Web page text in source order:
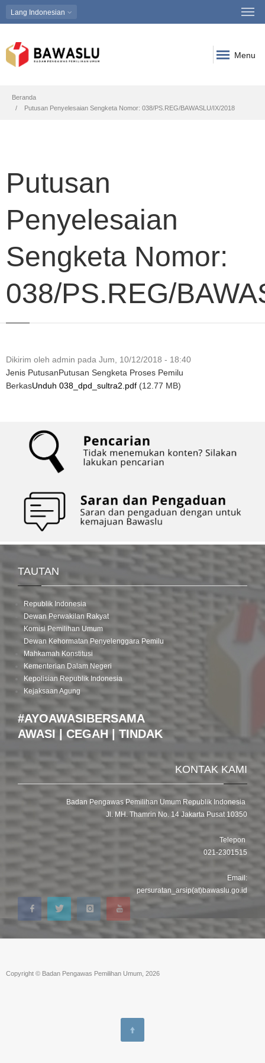
Lang Indonesian
Menu
Breadcrumb
Beranda
Putusan Penyelesaian Sengketa Nomor: 038/PS.REG/BAWASLU/IX/2018
Putusan
Penyelesaian
Sengketa Nomor:
038/PS.REG/
Dikirim oleh admin pada Jum, 10/12/2018 - 18:40
Jenis PutusanPutusan Sengketa Proses Pemilu
BerkasUnduh 038_dpd_sultra2.pdf (12.77 MB)
TAUTAN
Republik Indonesia
Dewan Perwakilan Rakyat
Komisi Pemilihan Umum
Dewan Kehormatan Penyelenggara Pemilu
Mahkamah Konstitusi
Kementerian Dalam Negeri
Kepolisian Republik Indonesia
Kejaksaan Agung
#AYOAWASIBERSAMA
AWASI | CEGAH | TINDAK
KONTAK KAMI
Badan Pengawas Pemilihan Umum Republik Indonesia
Jl. MH. Thamrin No. 14 Jakarta Pusat 10350
Telepon
021-2301515
Email:
persuratan_arsip(at)bawaslu.go.id
Copyright © Badan Pengawas Pemilihan Umum, 2026